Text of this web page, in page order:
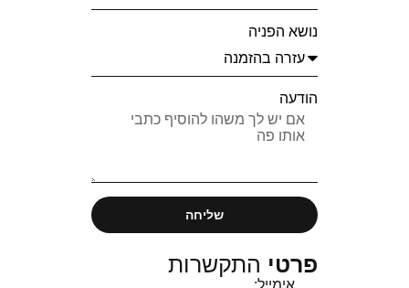
נושא הפניה
הודעה
שליחה
פרטי התקשרות